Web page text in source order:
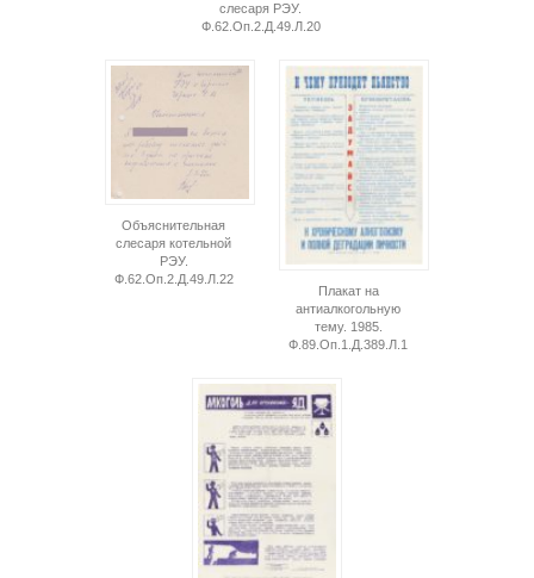
слесаря РЭУ.
Ф.62.Оп.2.Д.49.Л.20
Объяснительная
слесаря котельной
РЭУ.
Ф.62.Оп.2.Д.49.Л.22
Плакат на
антиалкогольную
тему. 1985.
Ф.89.Оп.1.Д.389.Л.1